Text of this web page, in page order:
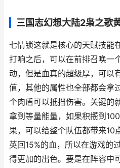
三国志幻想大陆2枭之歌
七情锁这就是核心的天赋技能
打响之后，可以在前排召唤一
动，但是血真的超级厚，可以
值，其他的属性也全部都会拿
个肉盾可以抵挡伤害。关键的
拿到等量能量，如果积攒到
果，可以给整个队伍都带来10
英回15%的血，所以在游戏的
得更加的出色。要是在阵容中